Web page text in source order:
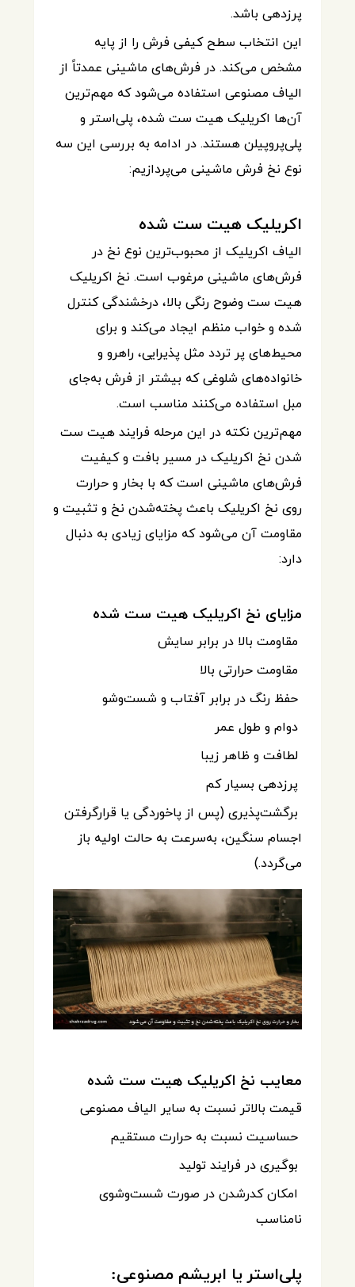
پرزدهی باشد.
این انتخاب سطح کیفی فرش را از پایه
مشخص می‌کند. در فرش‌های ماشینی عمدتاً از
الیاف مصنوعی استفاده می‌شود که مهم‌ترین
آن‌ها اکریلیک هیت ست شده، پلی‌استر و
پلی‌پروپیلن هستند. در ادامه به بررسی این سه
نوع نخ فرش ماشینی می‌پردازیم:
اکریلیک هیت ست شده
الیاف اکریلیک از محبوب‌ترین نوع نخ در
فرش‌های ماشینی مرغوب است. نخ اکریلیک
هیت ست وضوح رنگی بالا، درخشندگی کنترل
شده و خواب منظم ایجاد می‌کند و برای
محیط‌های پر تردد مثل پذیرایی، راهرو و
خانواده‌های شلوغی که بیشتر از فرش به‌جای
مبل استفاده می‌کنند مناسب است.
مهم‌ترین نکته در این مرحله فرایند هیت ست
شدن نخ اکریلیک در مسیر بافت و کیفیت
فرش‌های ماشینی است که با بخار و حرارت
روی نخ اکریلیک باعث پخته‌شدن نخ و تثبیت و
مقاومت آن می‌شود که مزایای زیادی به دنبال
دارد:
مزایای نخ اکریلیک هیت ست شده
مقاومت بالا در برابر سایش
مقاومت حرارتی بالا
حفظ رنگ در برابر آفتاب و شست‌وشو
دوام و طول عمر
لطافت و ظاهر زیبا
پرزدهی بسیار کم
برگشت‌پذیری (پس از پاخوردگی یا قرارگرفتن
اجسام سنگین، به‌سرعت به حالت اولیه باز
می‌گردد.)
معایب نخ اکریلیک هیت ست شده
قیمت بالاتر نسبت به سایر الیاف مصنوعی
حساسیت نسبت به حرارت مستقیم
بوگیری در فرایند تولید
امکان کدرشدن در صورت شست‌وشوی
نامناسب
پلی‌استر یا ابریشم مصنوعی: